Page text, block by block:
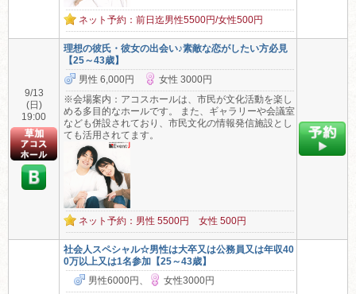
ネット予約：前日迄男性5500円/女性500円
9/13
(日)
19:00
理想の彼氏・彼女の出会い♪素敵な恋がしたい方必見
【25～43歳】
男性 6,000円
女性 3000円
※会場案内：アコスホールは、市民が文化活動を楽し
める多目的なホールです。 また、ギャラリーや会議室
なども併設されており、市民文化の情報発信施設とし
ても活用されてます。
ネット予約：男性 5500円 女性 500円
社会人スペシャル☆男性は大卒又は公務員又は年収40
0万以上又は1名参加【25～43歳】
男性6000円、
女性3000円